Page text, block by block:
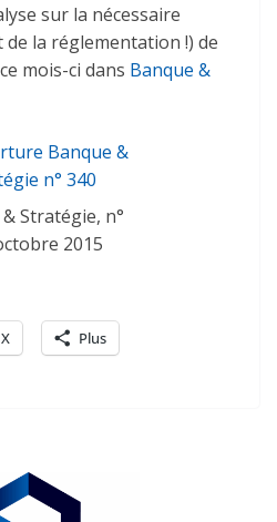
sur la nécessaire
la réglementation !) de
mois-ci dans Banque &
Stratégie, n°
2015
X Plus